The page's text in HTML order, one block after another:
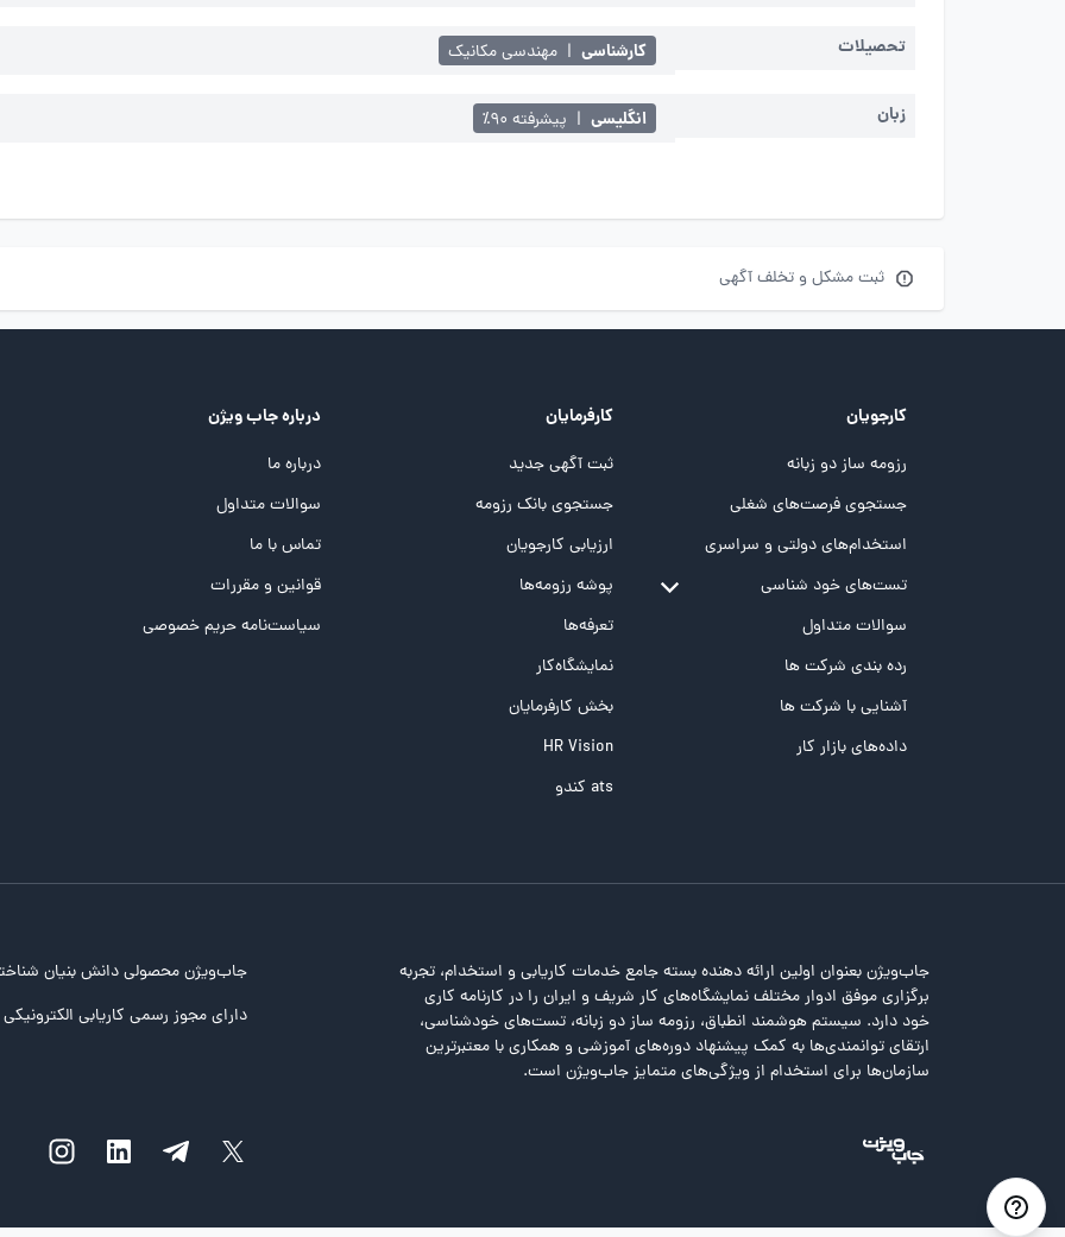
تحصیلات کارشناسی | مهندسی مکانیک
زبان انگلیسی | پیشرفته ۹۰٪
ثبت مشکل و تخلف آگهی
کارجویان
رزومه ساز دو زبانه
جستجوی فرصت‌های شغلی
استخدام‌های دولتی و سراسری
تست‌های خود شناسی
تست MBTI
تست تیپ سنجی شغلی Holland
تست NEO
تست هوش های چندگانه
سوالات متداول
رده بندی شرکت ها
آشنایی با شرکت ها
داده‌های بازار کار
کارفرمایان
ثبت آگهی جدید
جستجوی بانک رزومه
ارزیابی کارجویان
پوشه‌‌ رزومه‌ها
تعرفه‌ها
نمایشگاه‌کار
بخش کارفرمایان
HR Vision
ats کندو
درباره جاب ویژن
درباره ما
سوالات متداول
تماس با ما
قوانین و مقررات
سیاست‌نامه حریم خصوصی
جاب‌ویژن بعنوان اولین ارائه دهنده بسته جامع خدمات کاریابی و استخدام، تجربه
برگزاری موفق ادوار مختلف نمایشگاه‌های کار شریف و ایران را در کارنامه کاری
خود دارد. سیستم هوشمند انطباق، رزومه ساز دو زبانه، تست‌های خودشناسی،
ارتقای توانمندی‌ها به کمک پیشنهاد دوره‌های آموزشی و همکاری با معتبرترین
سازمان‌ها برای استخدام از ویژگی‌های متمایز جاب‌ویژن است.
جاب‌ویژن محصولی دانش بنیان
دارای مجوز رسمی کاریابی